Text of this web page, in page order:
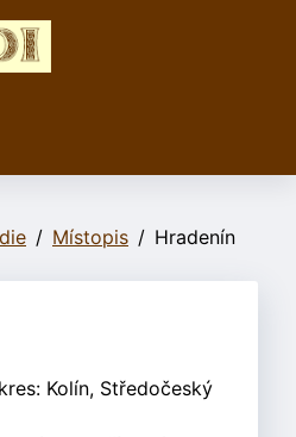
Místopis Hradenín
Kolín, Středočeský